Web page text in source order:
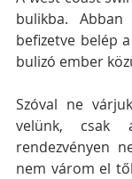
bulikba.
befizetve belép
bulizó ember
Szóval ne
velünk, csak
rendezvényen
nem várom el